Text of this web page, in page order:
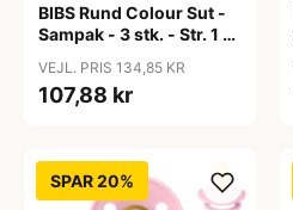
BIBS Rund Colour Sut -
Sampak - 3 stk. - Str. 1 -
VEJL. PRIS 134,85 KR
107,88 kr
SPAR 20%